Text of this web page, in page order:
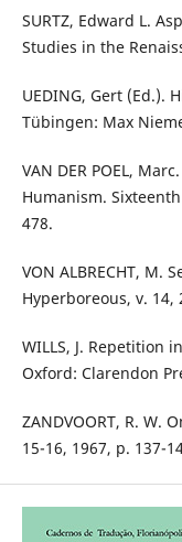
SURTZ, Edward L.
Studies in the
UEDING, Gert (Ed.).
Tübingen: Max
VAN DER POEL,
Humanism.
478.
VON ALBRECHT, M.
Hyperboreous, v. 14,
WILLS, J. Repetition
Oxford: Clarendon
ZANDVOORT, R. W.
15-16, 1967, p. 137-